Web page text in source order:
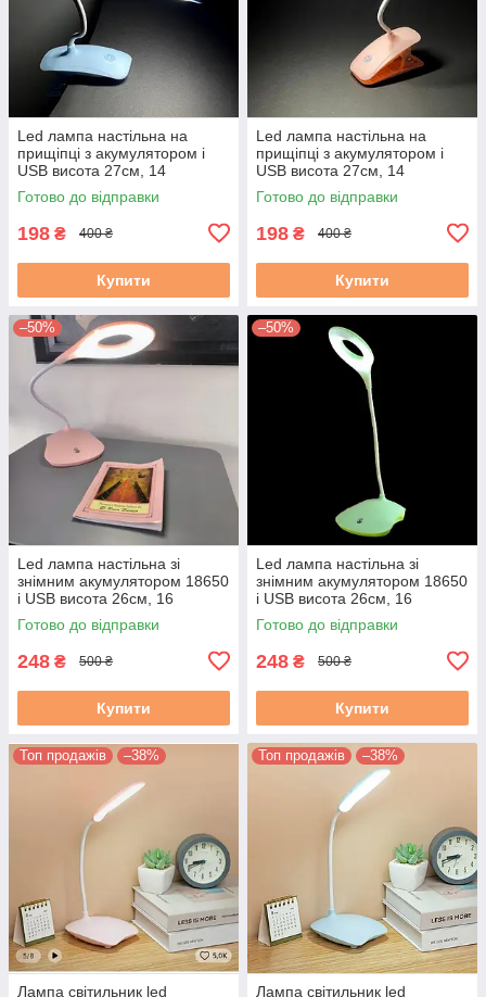
Led лампа настільна на
прищіпці з акумулятором і
USB висота 27см, 14
світлодіодів 3 режими
світіння, синя
Готово до відправки
198 ₴ 400 ₴
Купити
Led лампа настільна на
прищіпці з акумулятором і
USB висота 27см, 14
світлодіодів 3 режими
світіння, рожева
Готово до відправки
198 ₴ 400 ₴
Купити
–50%
Led лампа настільна зі
знімним акумулятором 18650
і USB висота 26см, 16
світлодіодів 3 режими
світіння, рожева
Готово до відправки
248 ₴ 500 ₴
Купити
–50%
Led лампа настільна зі
знімним акумулятором 18650
і USB висота 26см, 16
світлодіодів 3 режими
світіння, зелена
Готово до відправки
248 ₴ 500 ₴
Купити
Топ продажів –38%
Лампа світильник led
Топ продажів –38%
Лампа світильник led